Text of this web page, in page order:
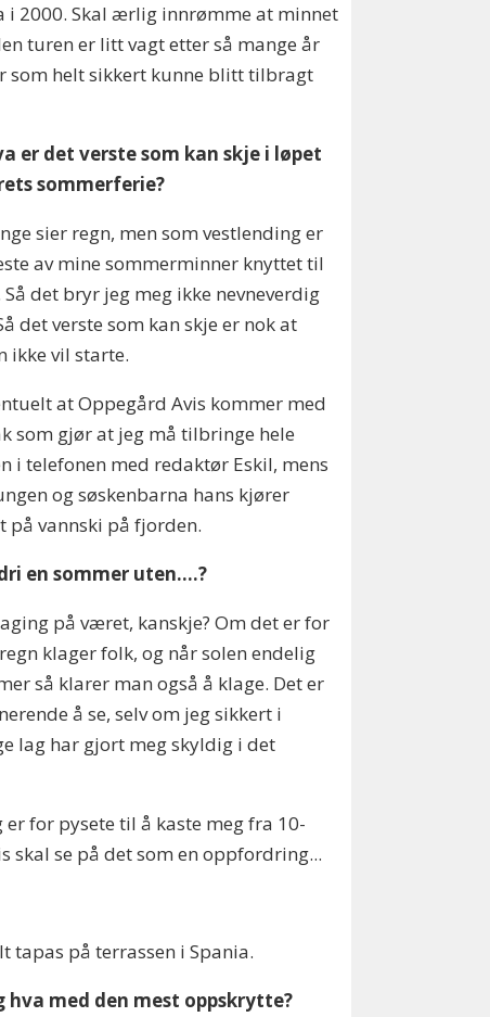
i 2000. Skal ærlig innrømme at minnet
turen er litt vagt etter så mange år
som helt sikkert kunne blitt tilbragt
er det verste som kan skje i løpet
sommerferie?
sier regn, men som vestlending er
av mine sommerminner knyttet til
Så det bryr jeg meg ikke nevneverdig
det verste som kan skje er nok at
ikke vil starte.
at Oppegård Avis kommer med
som gjør at jeg må tilbringe hele
i telefonen med redaktør Eskil, mens
og søskenbarna hans kjører
på vannski på fjorden.
en sommer uten….?
på været, kanskje? Om det er for
klager folk, og når solen endelig
så klarer man også å klage. Det er
å se, selv om jeg sikkert i
lag har gjort meg skyldig i det
for pysete til å kaste meg fra 10-
skal se på det som en oppfordring...
tapas på terrassen i Spania.
hva med den mest oppskrytte?